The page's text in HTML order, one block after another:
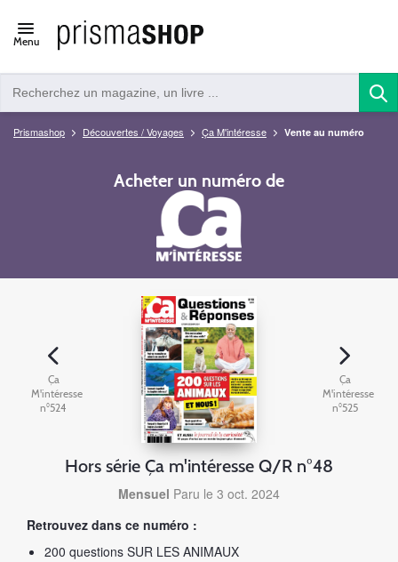
Open/close
navigation
Menu
Prismashop Découvertes / Voyages Ça M'intéresse Vente au numéro
Acheter un numéro de
Ça
M'intéresse
n°524
Hors série Ça m'intéresse Q/R n°48
Mensuel Paru le 3 oct. 2024
Retrouvez dans ce numéro :
200 questions SUR LES ANIMAUX
Ça
M'intéresse
n°525